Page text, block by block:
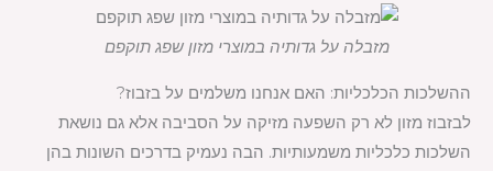
מזבלה על גדותיה במוצרי מזון שפג תוקפם
ההשלכות הכלכליות: האם אנחנו משלמים על בזבוז?
לבזבוז מזון לא רק השפעה מזיקה על הסביבה אלא גם נושאת
השלכות כלכליות משמעותיות. הבה נעמיק בדרכים השונות בהן